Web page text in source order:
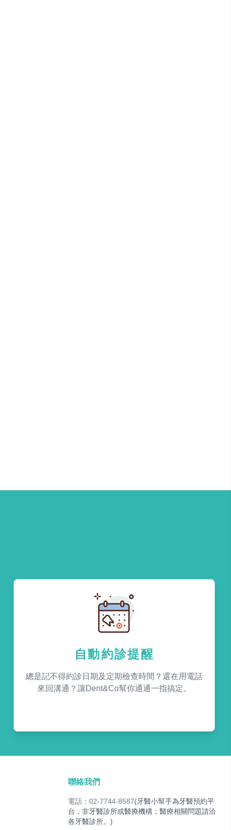
自動約診提醒
總是記不得約診日期及定期檢查時間？還在用電話
來回溝通？讓Dent&Co幫你通通一指搞定。
聯絡我們
電話：02-7744-8587(牙醫小幫手為牙醫預約平
台，非牙醫診所或醫療機構；醫療相關問題請洽
各牙醫診所。)